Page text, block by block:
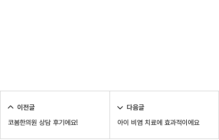
이전글
코봄한의원 상담 후기에요!
다음글
아이 비염 치료에 효과적이에요